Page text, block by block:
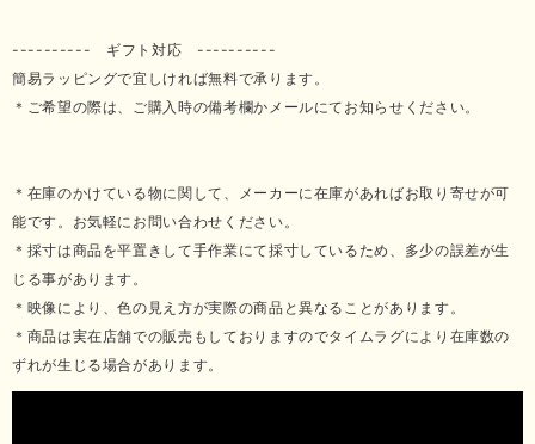
---------- ギフト対応 ----------
簡易ラッピングで宜しければ無料で承ります。
＊ご希望の際は、ご購入時の備考欄かメールにてお知らせください。
＊在庫のかけている物に関して、メーカーに在庫があればお取り寄せが可
能です。お気軽にお問い合わせください。
＊採寸は商品を平置きして手作業にて採寸しているため、多少の誤差が生
じる事があります。
＊映像により、色の見え方が実際の商品と異なることがあります。
＊商品は実在店舗での販売もしておりますのでタイムラグにより在庫数の
ずれが生じる場合があります。